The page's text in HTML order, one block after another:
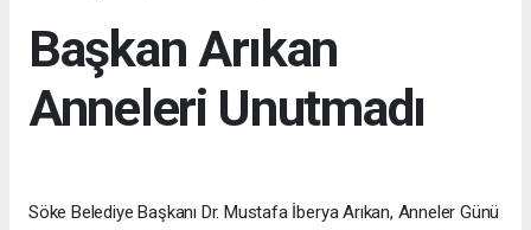
Başkan Arıkan
Anneleri Unutmadı
Söke Belediye Başkanı Dr. Mustafa İberya Arıkan, Anneler Günü